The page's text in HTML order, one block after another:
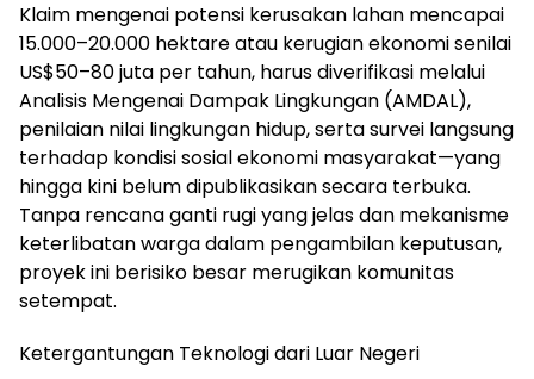
Klaim mengenai potensi kerusakan lahan mencapai
15.000–20.000 hektare atau kerugian ekonomi senilai
US$50–80 juta per tahun, harus diverifikasi melalui
Analisis Mengenai Dampak Lingkungan (AMDAL),
penilaian nilai lingkungan hidup, serta survei langsung
terhadap kondisi sosial ekonomi masyarakat—yang
hingga kini belum dipublikasikan secara terbuka.
Tanpa rencana ganti rugi yang jelas dan mekanisme
keterlibatan warga dalam pengambilan keputusan,
proyek ini berisiko besar merugikan komunitas
setempat.
Ketergantungan Teknologi dari Luar Negeri